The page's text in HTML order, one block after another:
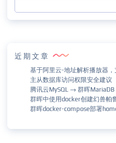
近期文章
基于阿里云-地址解析播放器
主从数据库访问权限安全建议
腾讯云MySQL → 群晖
群晖中使用docker创建幻兽帕
群晖docker-compose部署